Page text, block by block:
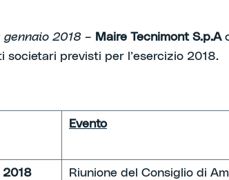
2018 – Maire Tecnimont S.p.A
societari previsti per l’esercizio 2018.
Evento
2018
Riunione del Consiglio di